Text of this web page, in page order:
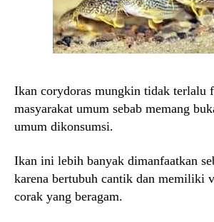
Ikan corydoras mungkin tidak terlalu
masyarakat umum sebab memang
umum dikonsumsi.
Ikan ini lebih banyak dimanfaatkan
karena bertubuh cantik dan memiliki
corak yang beragam.